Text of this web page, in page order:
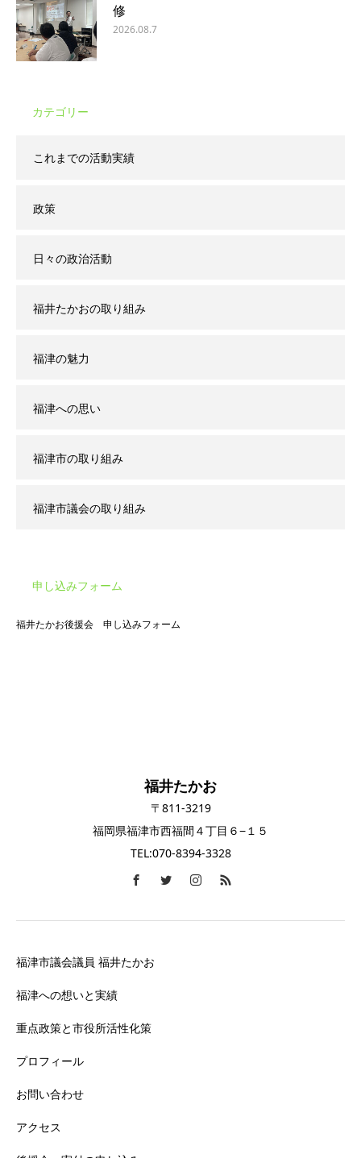
修
2026.08.7
カテゴリー
これまでの活動実績
政策
日々の政治活動
福井たかおの取り組み
福津の魅力
福津への思い
福津市の取り組み
福津市議会の取り組み
申し込みフォーム
福井たかお後援会 申し込みフォーム
福井たかお
〒811-3219
福岡県福津市西福間４丁目６−１５
TEL:070-8394-3328
福津市議会議員 福井たかお
福津への想いと実績
重点政策と市役所活性化策
プロフィール
お問い合わせ
アクセス